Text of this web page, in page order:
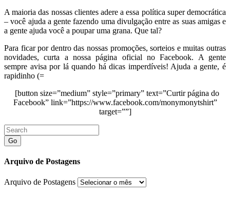
A maioria das nossas clientes adere a essa política super democrática
– você ajuda a gente fazendo uma divulgação entre as suas amigas e
a gente ajuda você a poupar uma grana. Que tal?
Para ficar por dentro das nossas promoções, sorteios e muitas outras
novidades, curta a nossa página oficial no Facebook. A gente
sempre avisa por lá quando há dicas imperdíveis! Ajuda a gente, é
rapidinho (=
[button size=”medium” style=”primary” text=”Curtir página do
Facebook” link=”https://www.facebook.com/monymonytshirt”
target=””]
Go
Arquivo de Postagens
Arquivo de Postagens